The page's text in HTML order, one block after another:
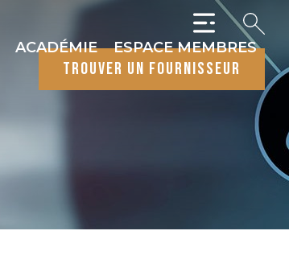
ACADÉMIE ESPACE MEMBRES
trouver un fournisseur